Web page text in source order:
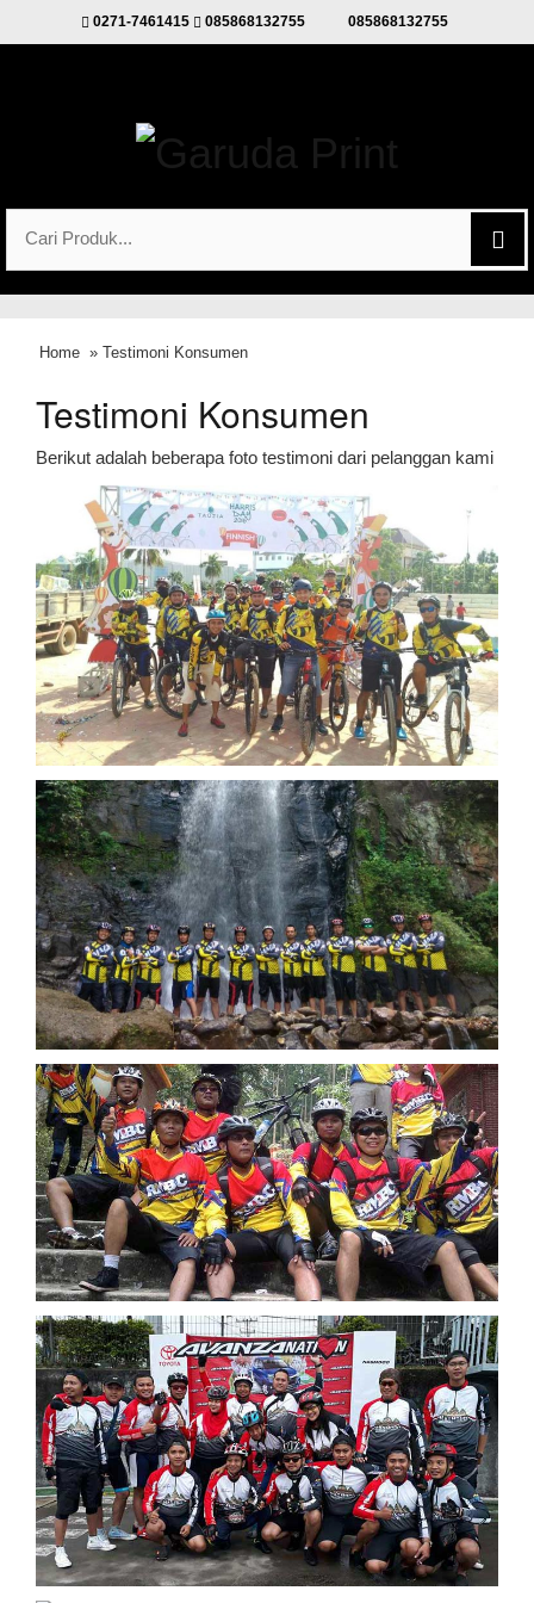
0271-7461415 085868132755 085868132755
Home » Testimoni Konsumen
Testimoni Konsumen
Berikut adalah beberapa foto testimoni dari pelanggan kami